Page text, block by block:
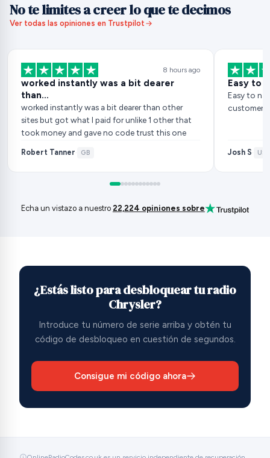
No te limites a creer lo que te decimos
Ver todas las opiniones en Trustpilot
8 hours ago
worked instantly was a bit dearer
than…
worked instantly was a bit dearer than other
sites but got what I paid for unlike 1 other that
took money and gave no code trust this one
Robert Tanner· GB
Easy to
Easy to
customer
Josh S· US
Echa un vistazo a nuestro 22,224 opiniones sobre
¿Estás listo para desbloquear tu radio
Chrysler?
Introduce tu número de serie arriba y obtén tu
código de desbloqueo en cuestión de segundos.
Consigue mi código ahora